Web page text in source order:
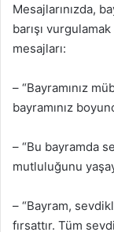
Mesajlarınızda,
barışı
mesajları:
– “Bayramınız
bayramınız
– “Bu bayramda
mutluluğunu
– “Bayram,
fırsattır. Tüm